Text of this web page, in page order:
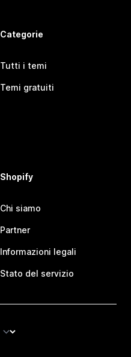
Categorie
Tutti i temi
Temi gratuiti
Shopify
Chi siamo
Partner
Informazioni legali
Stato del servizio